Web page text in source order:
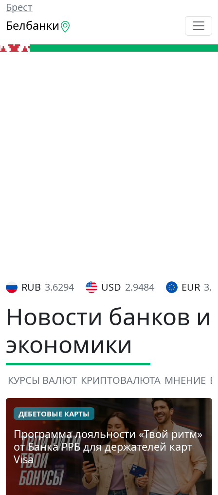
Брест
Белбанки
RUB 3.6294 USD 2.9484 EUR
Новости банков и
экономики
КУРСЫ ВАЛЮТ КРИПТОВАЛЮТА МНЕНИЕ
ДЕБЕТОВЫЕ КАРТЫ
Программа лояльности «Твой ритм»
от Банка РРБ для держателей карт
Visa